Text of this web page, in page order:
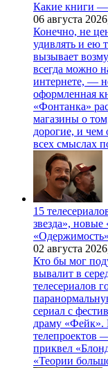
Какие книги —
06 августа
Конечно, не
удивлять и ею
вызывает
всегда можно
интернете, —
оформленная
«Фонтанка»
магазины о
дорогие, и чем
всех смыслах
15
звезда»,
«Одержимость»
02 августа
Кто бы мог
вывалит в
телесериалов
сериал с
драму «Фейк».
телепроектов
приквел
«Теории